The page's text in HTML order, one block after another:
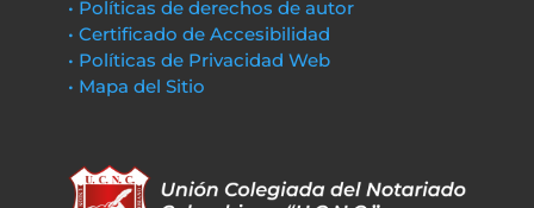
• Políticas de derechos de autor
• Certificado de Accesibilidad
• Políticas de Privacidad Web
• Mapa del Sitio